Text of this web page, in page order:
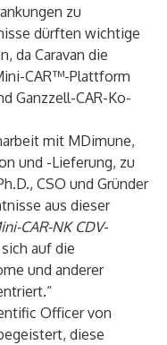
zu
dürften wichtige
da Caravan die
CAR™-Plattform
Ganzzell-CAR-Ko-
mit MDimune,
und -Lieferung, zu
CSO und Gründer
aus dieser
CAR-NK CDV-
auf die
und anderer
Officer von
diese